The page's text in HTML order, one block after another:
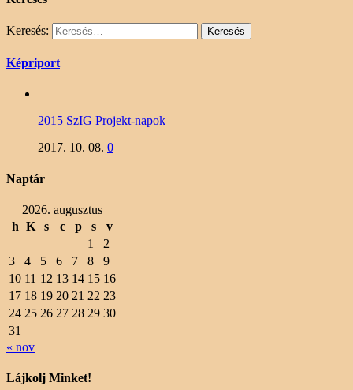
Keresés:
Képriport
2015 SzIG Projekt-napok
2017. 10. 08. 0
Naptár
2026. augusztus
h K s c p s
v
1
2
3
4 5 6 7 8
9
10 11 12 13 14 15 16
17 18 19 20 21 22 23
24 25 26 27 28 29 30
31
« nov
Lájkolj Minket!